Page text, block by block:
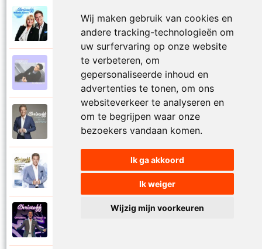
Wij maken gebruik van cookies en
andere tracking-technologieën om
uw surfervaring op onze website
te verbeteren, om
gepersonaliseerde inhoud en
advertenties te tonen, om ons
websiteverkeer te analyseren en
om te begrijpen waar onze
bezoekers vandaan komen.
Ik ga akkoord
Ik weiger
Wijzig mijn voorkeuren
Christoff en Willeke Alberti
Niemand laat zijn eigen kind alleen
Christoff
Niets is voor niets
Christoff
Ogen weer geopend
Christoff en Florian Silbereisen
Omdat ie zo mooi is